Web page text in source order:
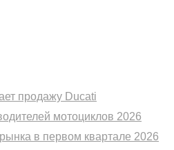
продажу Ducati
мотоциклов 2026
в первом квартале 2026